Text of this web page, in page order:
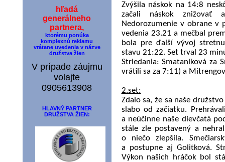
hľadá
generálneho
partnera,
ktorému ponúka
komplexnú reklamu
vrátane uvedenia v názve
družstva žien
V prípade záujmu
volajte
0905613908
HLAVNÝ PARTNER
DRUŽSTVA ŽIEN:
Zvýšila náskok na 14:8
začali náskok
Nedorozumenie v obrane v
vedenia 23.21 a mečbal
bola pre ďalší vývoj
stavu 21:22. Set trval 23
Striedania: Smataníková za
vrátili sa za 7:11) a
2.set:
Zdalo sa, že sa naše
slabo od začiatku.
a neúčinne naše dievčatá
stále zle postavený a
o niečo zlepšila.
a postupne aj Golitková.
Výkon našich hráčok bol